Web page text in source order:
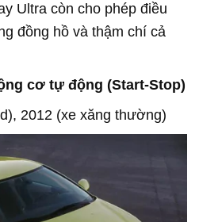
Ultra còn cho phép điều
đồng hồ và thậm chí cả
cơ tự động (Start-Stop)
2012 (xe xăng thường)